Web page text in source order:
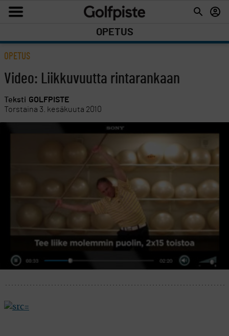
OPETUS
OPETUS
Video: Liikkuvuutta rintarankaan
Teksti GOLFPISTE
Torstaina 3. kesäkuuta 2010